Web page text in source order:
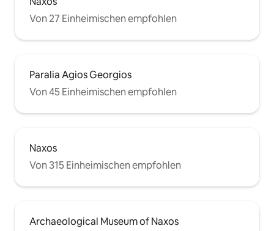
Von 27 Einheimischen empfohlen
Paralia Agios Georgios
Von 45 Einheimischen empfohlen
Naxos
Von 315 Einheimischen empfohlen
Archaeological Museum of Naxos